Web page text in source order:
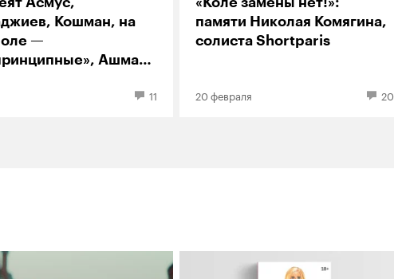
Кошман, на
—
Ашман,
Playlist
11
памяти Николая Комягина,
солиста Shortparis
20 февраля 20